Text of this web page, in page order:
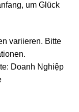
um Glück
variieren. Bitte
Doanh Nghiệp